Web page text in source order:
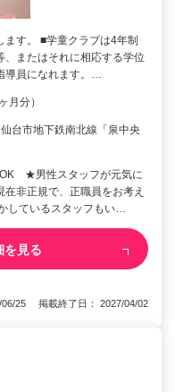
す。 ■学童クラブは4年制
、またはそれに相応する学位
導員になれます。…
月分）
台市地下鉄南北線「泉中央
OK ★男性スタッフが元気に
非正規で、正職員をお考え
しているスタッフもい…
を見る
06/25 掲載終了日： 2027/04/02